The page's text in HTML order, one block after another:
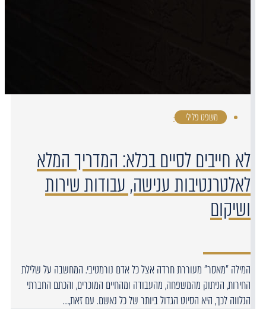
משפט פלילי ·
לא חייבים לסיים בכלא: המדריך המלא
לאלטרנטיבות ענישה, עבודות שירות
ושיקום
המילה "מאסר" מעוררת חרדה אצל כל אדם נורמטיבי. המחשבה על שלילת
החירות, הניתוק מהמשפחה, מהעבודה ומהחיים המוכרים, והכתם החברתי
הנלווה לכך, היא הסיוט הגדול ביותר של כל נאשם. עם זאת,…